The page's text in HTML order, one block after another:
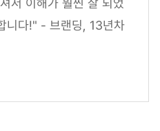
서 이해가 훨씬 잘 되었
니다!" - 브랜딩, 13년차